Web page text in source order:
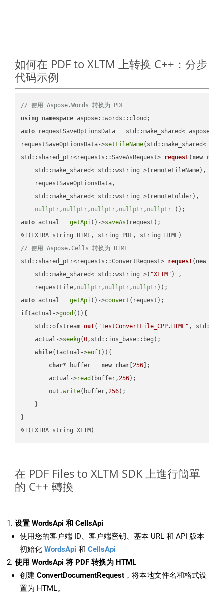
如何在 PDF to XLTM 上转换 C++：分步
代码示例
// 使用 Aspose.Words 转换为 PDF
using namespace
auto requestSaveOptionsData = std::make_shared<
requestSaveOptionsData->setFileName(std::make_shared<
std::shared_ptr<requests::SaveAsRequest> request( new
    std::make_shared< std::wstring >(remoteFileName),
    requestSaveOptionsData,
    std::make_shared< std::wstring >(remoteFolder),
nullptr, nullptr, nullptr, nullptr, nullptr ))
auto actual = getApi()->saveAs (request);
// 使用 Aspose.Cells 转换为 HTML
std::shared_ptr<requests::ConvertRequest> request( new
    std::make_shared< std::wstring >(
"XLTM" ) ,
    requestFile,
nullptr, nullptr, nullptr))
auto actual = getApi()->convert
if(actual->good ()){
std::ofstream out( "TestConvertFile_CPP.HTML" ,
    actual->
seekg(0,std::ios_base::beg);
while(!actual->eof()){
char* buffer = new char [256 ];
        actual->
read (buffer,256);
        out.
write(buffer,256);
    }
}
%!(EXTRA string=XLTM)
在 PDF Files to XLTM SDK 上進行簡單
的 C++ 轉換
设置 WordsApi 和 CellsApi
使用您的客户端 ID、客户端密钥、基本 URL 和 API 版本
初始化 WordsApi 和 CellsApi
使用 WordsApi 将 PDF 转换为 HTML
创建 ConvertDocumentRequest ，将本地文件名和格式设
置为 HTML。